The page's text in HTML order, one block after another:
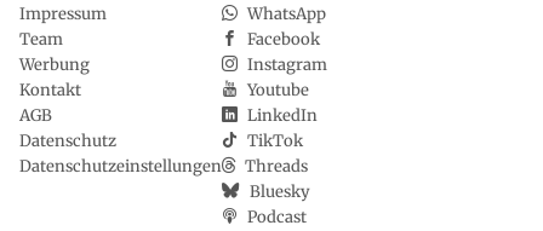
Impressum
Team
Werbung
Kontakt
AGB
Datenschutz
Datenschutzeinstellungen
WhatsApp
Facebook
Instagram
Youtube
LinkedIn
TikTok
Threads
Bluesky
Podcast